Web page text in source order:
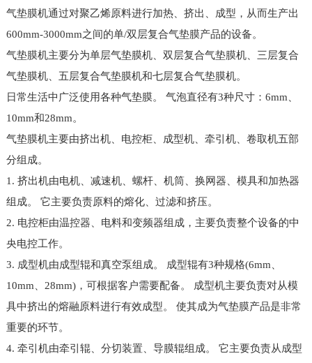
气垫膜机通过对聚乙烯原料进行加热、挤出、成型，从而生产出
600mm-3000mm之间的单/双层复合气垫膜产品的设备。
气垫膜机主要分为单层气垫膜机、双层复合气垫膜机、三层复合
气垫膜机、五层复合气垫膜机和七层复合气垫膜机。
日常生活中广泛使用各种气垫膜。 气泡直径有3种尺寸：6mm、
10mm和28mm。
气垫膜机主要由挤出机、电控柜、成型机、牵引机、卷取机五部
分组成。
1. 挤出机由电机、减速机、螺杆、机筒、换网器、模具和加热器
组成。 它主要负责原料的熔化、过滤和挤压。
2. 电控柜由温控器、电料和变频器组成，主要负责整个设备的中
央电控工作。
3. 成型机由成型辊和真空泵组成。 成型辊有3种规格(6mm、
10mm、28mm)，可根据客户需要配备。 成型机主要负责对从模
具中挤出的熔融原料进行有效成型。 使其成为气垫膜产品是非常
重要的环节。
4. 牵引机由牵引辊、分切装置、导膜辊组成。 它主要负责从成型